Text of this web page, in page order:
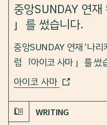
COLUMN
2023.3.4
중앙SUNDAY 연
」를 썼습니다.
중앙SUNDAY 연재 ‘나
럼「아이코 사마 」를 썼
아이코 사마
WRITING